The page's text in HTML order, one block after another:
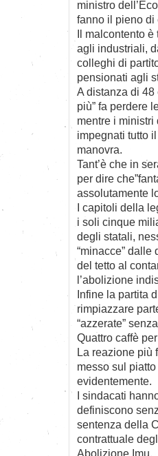
ministro
fanno il pieno di
Il malcontento
agli industriali,
colleghi di
pensionati agli
A distanza di 48
più” fa perdere
mentre i
impegnati tutto
manovra.
Tant’è che in
per dire
assolutamente
I capitoli della
i soli cinque
degli statali,
“minacce”
del tetto al
l’abolizione
Infine la partita
rimpiazzare
“azzerate”
Quattro caffè
La reazione più
messo sul
evidentemente.
I sindacati
definiscono
sentenza della
contrattuale
Abolizione Imu.